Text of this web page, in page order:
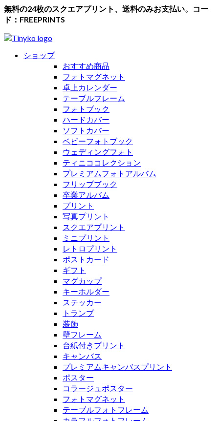
無料の24枚のスクエアプリント、送料のみお支払い。コー
ド：FREEPRINTS
ショップ
おすすめ商品
フォトマグネット
卓上カレンダー
テーブルフレーム
フォトブック
ハードカバー
ソフトカバー
ベビーフォトブック
ウェディングフォト
ティニココレクション
プレミアムフォトアルバム
フリップブック
卒業アルバム
プリント
写真プリント
スクエアプリント
ミニプリント
レトロプリント
ポストカード
ギフト
マグカップ
キーホルダー
ステッカー
トランプ
装飾
壁フレーム
台紙付きプリント
キャンバス
プレミアムキャンバスプリント
ポスター
コラージュポスター
フォトマグネット
テーブルフォトフレーム